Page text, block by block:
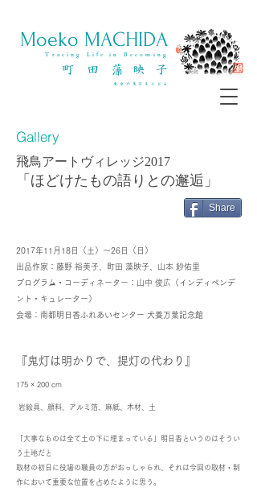
​Moeko MACHIDA
町 田 藻 映 子
Tracing Life in Becoming
​生命の変容をたどる
Gallery
​飛鳥アートヴィレッジ2017
「ほどけたもの語りとの邂逅」
Share
2017年11月18日（土）～26日（日）
出品作家：藤野 裕美子、町田 藻映子、山本 紗佑里
プログラム・コーディネーター：山中 俊広（インディペンデ
ント・キュレーター）
会場：南都明日香ふれあいセンター 犬養万葉記念館
『鬼灯は明かりで、提灯の代わり』
175 × 200 cm
岩絵具、顔料、アルミ箔、麻紙、木材、土
「大事なものは全て土の下に埋まっている」明日香というのはそうい
う土地だと
取材の初日に役場の職員の方がおっしゃられ、それは今回の取材・制
作において重要な位置を占めたように思う。